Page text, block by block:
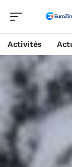
Activités